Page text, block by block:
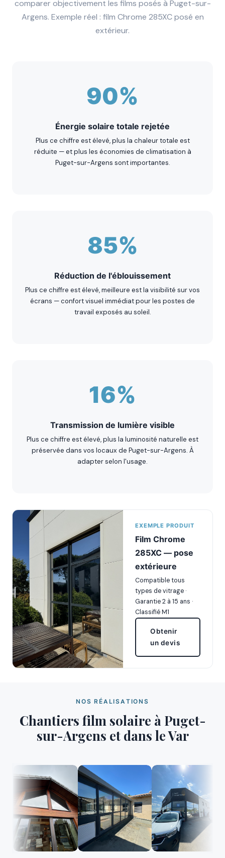
comparer objectivement les films posés à Puget-sur-
Argens. Exemple réel : film Chrome 285XC posé en
extérieur.
90%
Énergie solaire totale rejetée
Plus ce chiffre est élevé, plus la chaleur totale est
réduite — et plus les économies de climatisation à
Puget-sur-Argens sont importantes.
85%
Réduction de l'éblouissement
Plus ce chiffre est élevé, meilleure est la visibilité sur vos
écrans — confort visuel immédiat pour les postes de
travail exposés au soleil.
16%
Transmission de lumière visible
Plus ce chiffre est élevé, plus la luminosité naturelle est
préservée dans vos locaux de Puget-sur-Argens. À
adapter selon l'usage.
EXEMPLE PRODUIT
Film Chrome
285XC — pose
extérieure
Compatible tous
types de vitrage ·
Garantie 2 à 15 ans ·
Classifié M1
Obtenir
un devis
NOS RÉALISATIONS
Chantiers film solaire à Puget-
sur-Argens et dans le Var